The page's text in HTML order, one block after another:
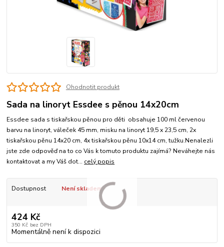
Ohodnotit produkt
Sada na linoryt Essdee s pěnou 14x20cm
Essdee sada s tiskařskou pěnou pro děti obsahuje 100 ml červenou
barvu na linoryt, váleček 45 mm, misku na linoryt 19,5 x 23,5 cm, 2x
tiskařskou pěnu 14x20 cm, 4x tiskařskou pěnu 10x14 cm, tužku.Nenalezli
jste zde odpověď na to co Vás k tomuto produktu zajímá? Neváhejte nás
kontaktovat a my Váš dot... celý popis
Dostupnost Není skladem
424 Kč
350 Kč bez DPH
Momentálně není k dispozici